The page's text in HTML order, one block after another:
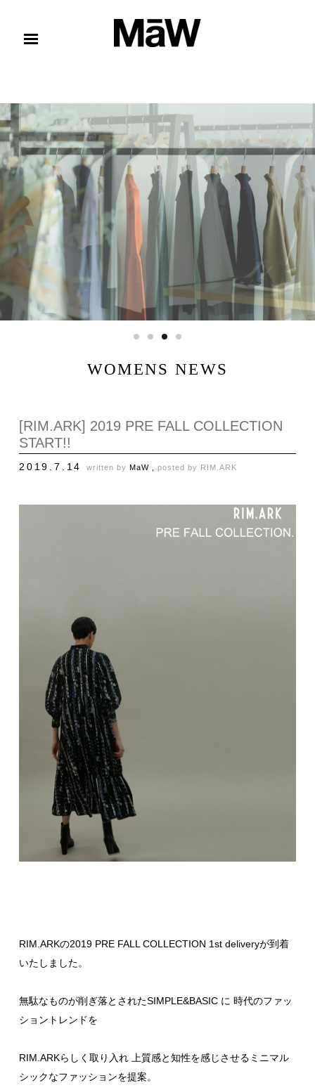
WOMENS NEWS
[RIM.ARK] 2019 PRE FALL COLLECTION
START!!
2019.7.14 written by MaW , posted by RIM.ARK
RIM.ARKの2019 PRE FALL COLLECTION 1st deliveryが到着
いたしました。
無駄なものが削ぎ落とされたSIMPLE&BASIC に 時代のファッ
ショントレンドを
RIM.ARKらしく取り入れ 上質感と知性を感じさせるミニマル
シックなファッションを提案。